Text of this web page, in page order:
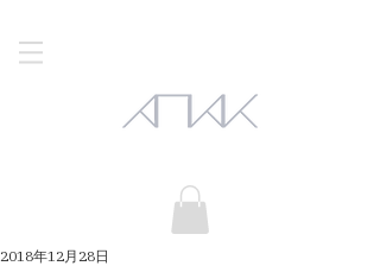
2018年12月28日